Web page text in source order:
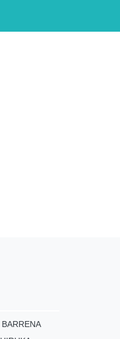
BARRENA